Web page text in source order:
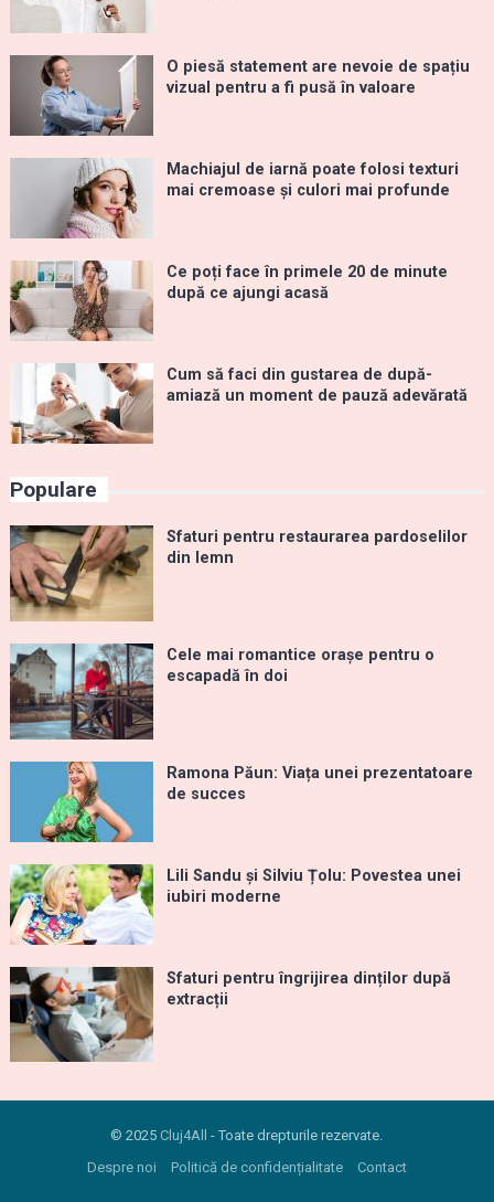
O piesă statement are nevoie de spațiu
vizual pentru a fi pusă în valoare
Machiajul de iarnă poate folosi texturi
mai cremoase și culori mai profunde
Ce poți face în primele 20 de minute
după ce ajungi acasă
Cum să faci din gustarea de după-
amiază un moment de pauză adevărată
Populare
Sfaturi pentru restaurarea pardoselilor
din lemn
Cele mai romantice orașe pentru o
escapadă în doi
Ramona Păun: Viața unei prezentatoare
de succes
Lili Sandu și Silviu Țolu: Povestea unei
iubiri moderne
Sfaturi pentru îngrijirea dinților după
extracții
© 2025Cluj4All - Toate drepturile rezervate.
Despre noi
Politică de confidențialitate Contact